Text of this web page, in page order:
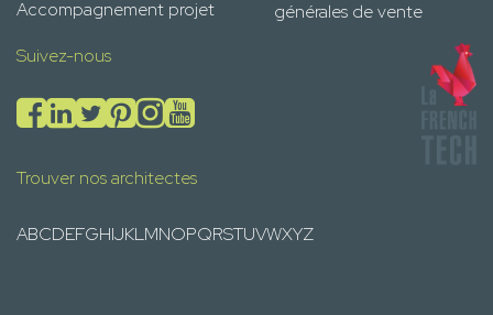
Accompagnement projet
générales de vente
Suivez-nous
Trouver nos architectes
ABCDEFGHIJKLMNOPQRSTUVWXYZ